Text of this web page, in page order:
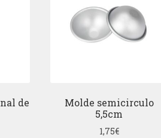
de
Molde semicirculo
5,5cm
1,75€